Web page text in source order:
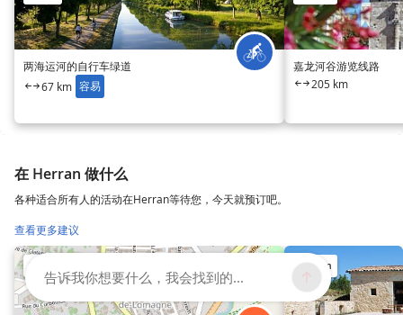
两海运河的自行车绿道
67 km 容易
嘉龙河谷游览线路
205 km
在 Herran 做什么
各种适合所有人的活动在Herran等待您，今天就预订吧。
查看更多建议
117 km
告诉我你想要什么，我会找到的...